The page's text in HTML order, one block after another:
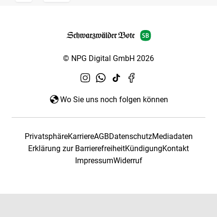
© NPG Digital GmbH 2026
Wo Sie uns noch folgen können
PrivatsphäreKarriereAGBDatenschutzMediadaten
Erklärung zur BarrierefreiheitKündigungKontakt
ImpressumWiderruf